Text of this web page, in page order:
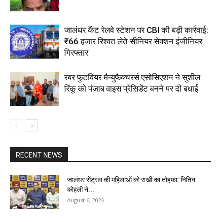
जालंधर कैंट रेलवे स्टेशन पर CBI की बड़ी कार्रवाई:
₹66 हजार रिश्वत लेते सीनियर सेक्शन इंजीनियर
गिरफ्तार
रबर फुटवियर मैन्युफैक्चरर्स एसोसिएशन ने सुशील
रिंकू को पंजाब वाइस प्रेसिडेंट बनने पर दी बधाई
RECENT NEWS
जालंधर सेंट्रल की महिलाओं को राखी का तोहफा: नितिन
कोहली ने...
August 6, 2026